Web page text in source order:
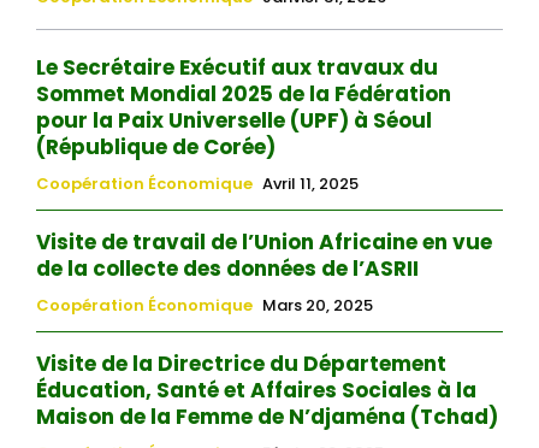
Le Secrétaire Exécutif aux travaux du
Sommet Mondial 2025 de la Fédération
pour la Paix Universelle (UPF) à Séoul
(République de Corée)
Coopération Économique Avril 11, 2025
Visite de travail de l’Union Africaine en vue
de la collecte des données de l’ASRII
Coopération Économique Mars 20, 2025
Visite de la Directrice du Département
Éducation, Santé et Affaires Sociales à la
Maison de la Femme de N’djaména (Tchad)